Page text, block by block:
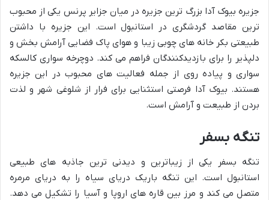
جزیره بیوک آدا بزرگ ترین جزیره در میان جزایر پرنس یکی از محبوب
ترین مقاصد گردشگری در استانبول است. این جزیره با داشتن
طبیعتی بکر خانه های چوبی زیبا و هوای پاک فضایی آرامش بخش و
دلپذیر را برای بازدیدکنندگان فراهم می کند. دوچرخه سواری کالسکه
سواری و پیاده روی از جمله فعالیت های محبوب در این جزیره
هستند. بیوک آدا فرصتی استثنایی برای فرار از شلوغی شهر و لذت
بردن از طبیعت و آرامش است.
تنگه بسفر
تنگه بسفر یکی از زیباترین و دیدنی ترین جاذبه های طبیعی
استانبول است. این تنگه باریک دریای سیاه را به دریای مرمره
متصل می کند و مرز بین قاره های اروپا و آسیا را تشکیل می دهد.